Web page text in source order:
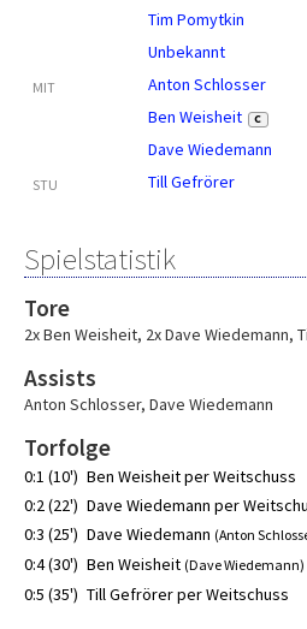
Tim Pomytkin
Unbekannt
MIT
Anton Schlosser
Ben Weisheit
C
Dave Wiedemann
STU Till Gefrörer
Spielstatistik
Tore
2x Ben Weisheit, 2x Dave Wiedemann,
Assists
Anton Schlosser, Dave Wiedemann
Torfolge
0:1 (10') Ben Weisheit per Weitschuss
0:2 (22') Dave Wiedemann per
0:3 (25') Dave Wiedemann (Anton
0:4 (30') Ben Weisheit (Dave Wiedemann)
0:5 (35') Till Gefrörer per Weitschuss